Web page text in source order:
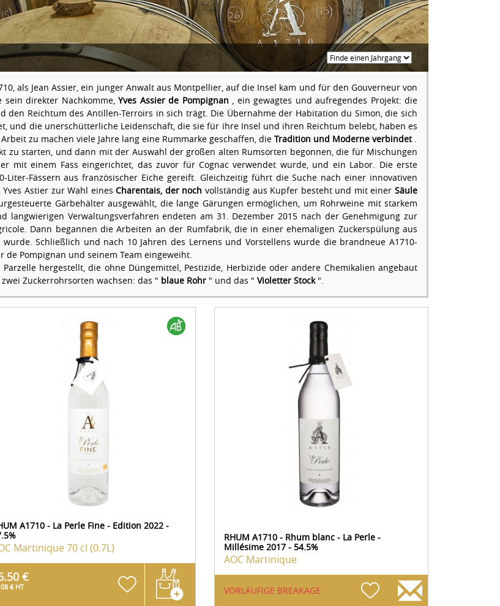
als Jean Assier, ein junger Anwalt aus Montpellier, auf die Insel kam und für den Gouverneur von
sein direkter Nachkomme,Yves Assier de Pompignan , ein gewagtes und aufregendes Projekt: die
den Reichtum des Antillen-Terroirs in sich trägt. Die Übernahme der Habitation du Simon, die sich
und die unerschütterliche Leidenschaft, die sie für ihre Insel und ihren Reichtum belebt, haben es
zu machen viele Jahre lang eine Rummarke geschaffen, die Tradition und Moderne verbindet.
zu starten, und dann mit der Auswahl der großen alten Rumsorten begonnen, die für Mischungen
mit einem Fass eingerichtet, das zuvor für Cognac verwendet wurde, und ein Labor. Die erste
Fässern aus französischer Eiche gereift. Gleichzeitig führt die Suche nach einer innovativen
Astier zur Wahl einesCharentais, der noch vollständig aus Kupfer besteht und mit einerSäule
Gärbehälter ausgewählt, die lange Gärungen ermöglichen, um Rohrweine mit starkem
langwierigen Verwaltungsverfahren endeten am 31. Dezember 2015 nach der Genehmigung zur
Dann begannen die Arbeiten an der Rumfabrik, die in einer ehemaligen Zuckerspülung aus
Schließlich und nach 10 Jahren des Lernens und Vorstellens wurde die brandneue A1710-
de Pompignan und seinem Team eingeweiht.
hergestellt, die ohne Düngemittel, Pestizide, Herbizide oder andere Chemikalien angebaut
Zuckerrohrsorten wachsen: das " blaue Rohr " und das " Violetter Stock".
A1710 - La Perle Fine - Edition 2022 -
Martinique70 cl (0.7L)
€
€ HT
RHUM A1710 - Rhum blanc - La Perle -
Millésime 2017 - 54.5%
AOC Martinique
VORLÄUFIGE BREAKAGE